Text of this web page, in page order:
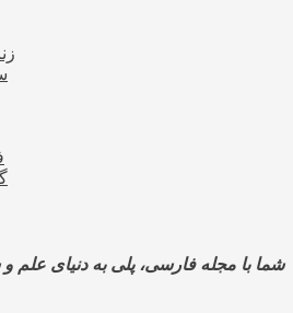
شما با مجله فارسی، پلی به دنیای علم